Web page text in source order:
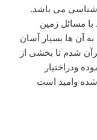
شناسی می باشد.
با مسائل زمین
آن ها بسیار آسان
شدم تا بخشی از
ودراختیار
شده وامید است